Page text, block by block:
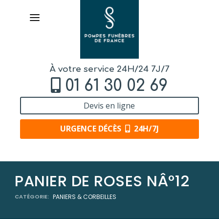
À votre service 24H/24 7J/7
01 61 30 02 69
Devis en ligne
URGENCE DÉCÈS 24H/7J
ORGANISER DES OBSÈQUES
PANIER DE ROSES NÂ°12
CATÉGORIE: PANIERS & CORBEILLES